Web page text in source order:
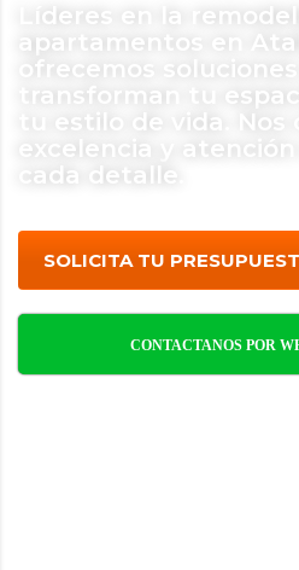
Líderes en la
apartamentos en
ofrecemos
transforman tu
tu estilo de vida.
excelencia y
cada detalle.
SOLICITA TU
CONTACTANOS POR